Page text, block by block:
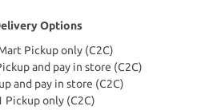
Options
Pickup only (C2C)
and pay in store (C2C)
and pay in store (C2C)
Pickup only (C2C)